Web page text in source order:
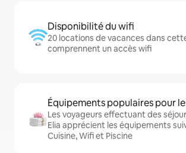
Disponibilité du wifi
20 locations de vacances dans
comprennent un accès wifi
Équipements populaires pour
Les voyageurs effectuant des
Elia apprécient les équipements
Cuisine, Wifi et Piscine